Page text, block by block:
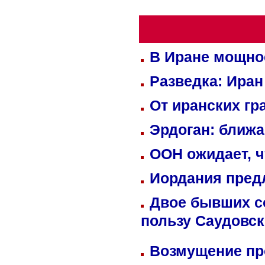
В Иране
Разведка:
От иранских
Эрдоган:
ООН ожидает,
Иордания
Двое бывших
пользу
Возмущение